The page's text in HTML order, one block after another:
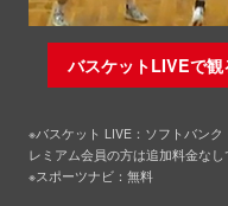
バスケットLIVEで観
※バスケット LIVE：ソフトバン
レミアム会員の方は追加料金な
※スポーツナビ：無料